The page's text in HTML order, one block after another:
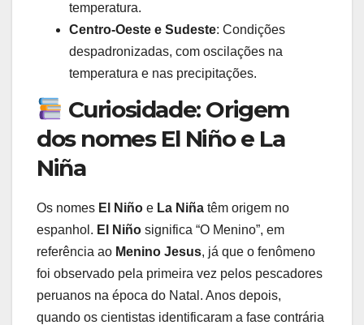
temperatura.
Centro-Oeste e Sudeste: Condições
despadronizadas, com oscilações na
temperatura e nas precipitações.
Curiosidade: Origem
dos nomes El Niño e La
Niña
Os nomes El Niño e La Niña têm origem no
espanhol. El Niño significa “O Menino”, em
referência ao Menino Jesus, já que o fenômeno
foi observado pela primeira vez pelos pescadores
peruanos na época do Natal. Anos depois,
quando os cientistas identificaram a fase contrária